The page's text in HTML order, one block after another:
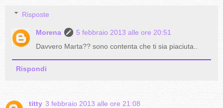
Risposte
Morena
5 febbraio 2013 alle ore 20:51
Davvero Marta?? sono contenta che ti sia piaciuta..
Rispondi
titty 3 febbraio 2013 alle ore 21:08